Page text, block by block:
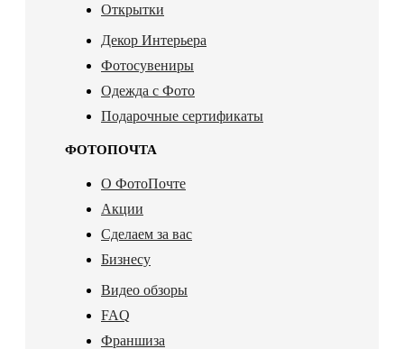
Открытки
Декор Интерьера
Фотосувениры
Одежда с Фото
Подарочные сертификаты
ФОТОПОЧТА
О ФотоПочте
Акции
Сделаем за вас
Бизнесу
Видео обзоры
FAQ
Франшиза